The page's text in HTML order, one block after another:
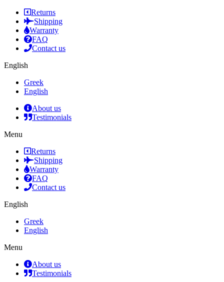
Returns
Shipping
Warranty
FAQ
Contact us
English
Greek
English
About us
Testimonials
Menu
Returns
Shipping
Warranty
FAQ
Contact us
English
Greek
English
Menu
About us
Testimonials